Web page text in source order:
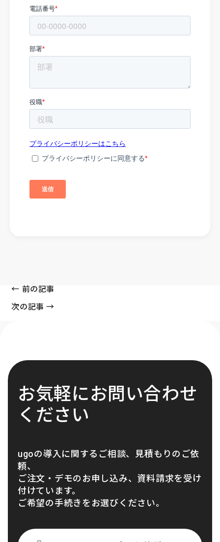
← 前の記事
次の記事 →
お気軽にお問い合わせ
ください
ugoの導入に関するご相談、見積もりのご依
頼、
ご注文・デモのお申し込み、資料請求を受け
付けています。
ご希望の手続きをお選びください。